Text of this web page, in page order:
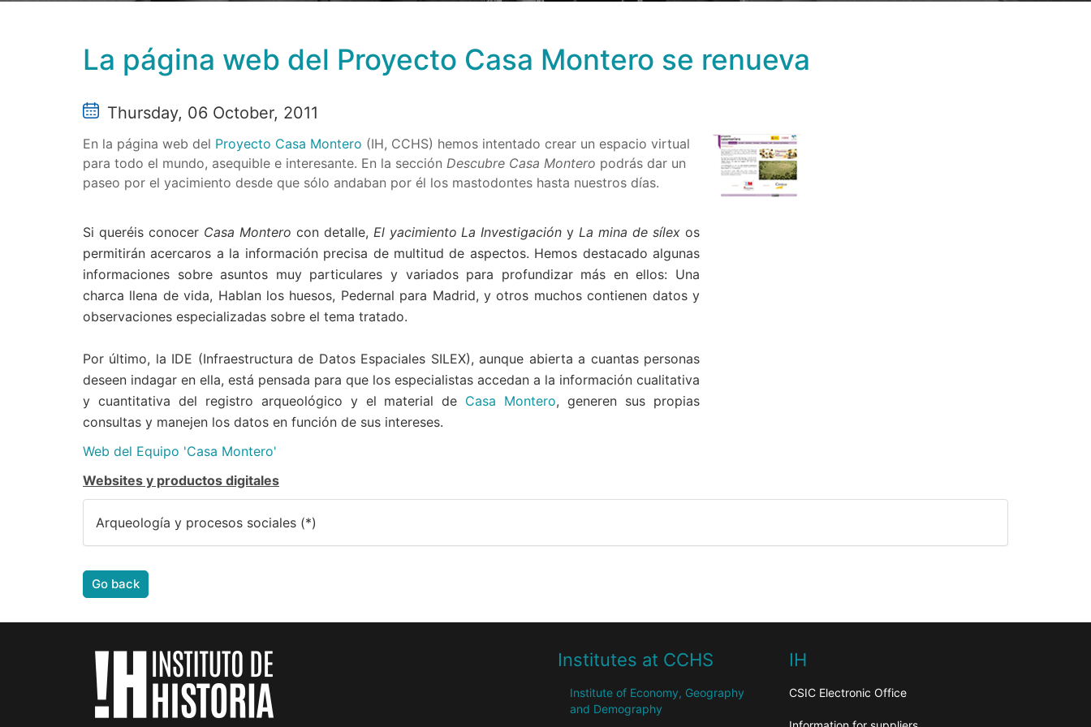
La página web del Proyecto Casa Montero se renueva
Thursday, 06 October, 2011
En la página web del Proyecto Casa Montero (IH, CCHS) hemos intentado crear un espacio virtual
para todo el mundo, asequible e interesante. En la sección Descubre Casa Montero podrás dar un
paseo por el yacimiento desde que sólo andaban por él los mastodontes hasta nuestros días.
Si queréis conocer Casa Montero con detalle, El yacimiento La Investigación yLa mina de sílex os
permitirán acercaros a la información precisa de multitud de aspectos. Hemos destacado algunas
informaciones sobre asuntos muy particulares y variados para profundizar más en ellos: Una
charca llena de vida, Hablan los huesos, Pedernal para Madrid, y otros muchos contienen datos y
observaciones especializadas sobre el tema tratado.
Por último, la IDE (Infraestructura de Datos Espaciales SILEX), aunque abierta a cuantas personas
deseen indagar en ella, está pensada para que los especialistas accedan a la información cualitativa
y cuantitativa del registro arqueológico y el material de Casa Montero, generen sus propias
consultas y manejen los datos en función de sus intereses.
Web del Equipo 'Casa Montero'
Websites y productos digitales
Arqueología y procesos sociales (*)
Go back
Institutes at CCHS
Institute of Economy, Geography
and Demography
IH
CSIC Electronic Office